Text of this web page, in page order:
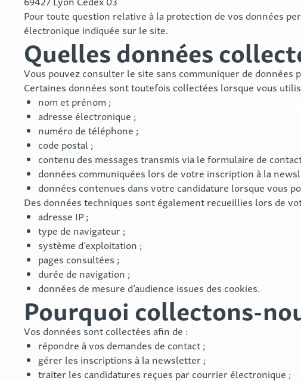
Pour toute question relative à la protection de vos données
électronique indiquée sur le site.
Quelles données
Vous pouvez consulter le site sans communiquer de données
Certaines données sont toutefois collectées lorsque vous
nom et prénom ;
adresse électronique ;
numéro de téléphone ;
code postal ;
contenu des messages transmis via le formulaire de
données communiquées lors de votre inscription à la
données contenues dans votre candidature lorsque vous
Des données techniques sont également recueillies lors de
adresse IP ;
type de navigateur ;
système d’exploitation ;
pages consultées ;
durée de navigation ;
données de mesure d’audience issues des cookies.
Pourquoi collectons-
Vos données sont collectées afin de :
répondre à vos demandes de contact ;
gérer les inscriptions à la newsletter ;
traiter les candidatures reçues par courrier électronique ;